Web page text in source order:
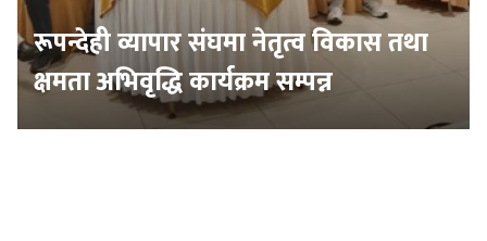
रूपन्देही व्यापार संघमा नेतृत्व विकास तथा
क्षमता अभिवृद्धि कार्यक्रम सम्पन्न